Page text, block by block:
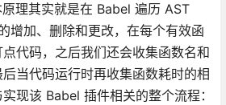
理其实就是在 Babel 遍历 AST
增加、删除和更改，在每个有效函
代码，之后我们还会收集函数名和
当代码运行时再收集函数耗时的相
现该 Babel 插件相关的整个流程：